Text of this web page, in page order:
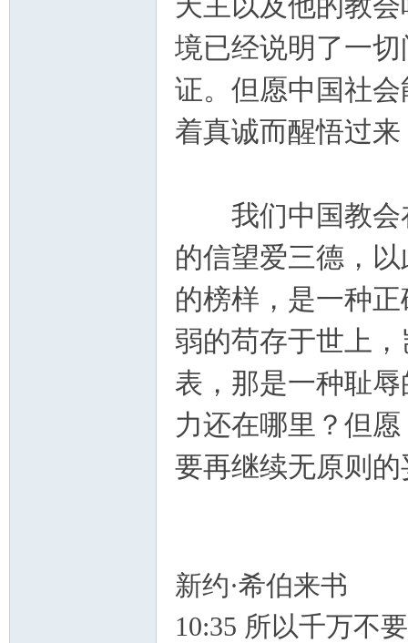
境已经说明了一
证。但愿中国社
着真诚而醒悟过
我们中国教会
的信望爱三德，
的榜样，是一种
弱的苟存于世上
表，那是一种耻
力还在哪里？但
要再继续无原则
新约·希伯来书
10:35 所以千万不